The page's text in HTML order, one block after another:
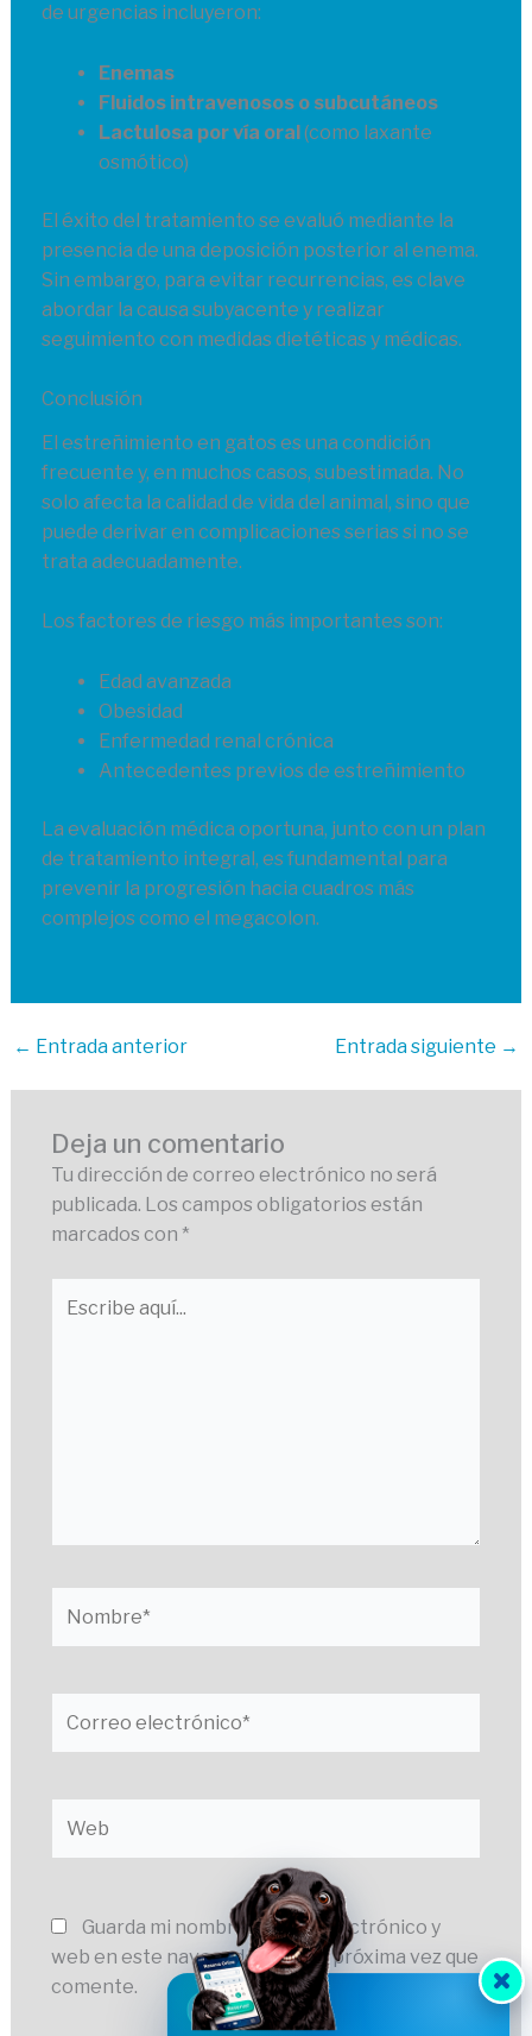
de urgencias incluyeron:
Enemas
Fluidos intravenosos o subcutáneos
Lactulosa por vía oral(como laxante
osmótico)
El éxito del tratamiento se evaluó mediante la
presencia de una deposición posterior al enema.
Sin embargo, para evitar recurrencias, es clave
abordar la causa subyacente y realizar
seguimiento con medidas dietéticas y médicas.
Conclusión
El estreñimiento en gatos es una condición
frecuente y, en muchos casos, subestimada. No
solo afecta la calidad de vida del animal, sino que
puede derivar en complicaciones serias si no se
trata adecuadamente.
Los factores de riesgo más importantes son:
Edad avanzada
Obesidad
Enfermedad renal crónica
Antecedentes previos de estreñimiento
La evaluación médica oportuna, junto con un plan
de tratamiento integral, es fundamental para
prevenir la progresión hacia cuadros más
complejos como el megacolon.
← Entrada anterior Entrada siguiente →
Deja un comentario
Tu dirección de correo electrónico no será
publicada. Los campos obligatorios están
marcados con *
aquí...
electrónico*
Guarda mi nombre, correo electrónico y
web en este navegador para la próxima vez que
comente.
HVDES